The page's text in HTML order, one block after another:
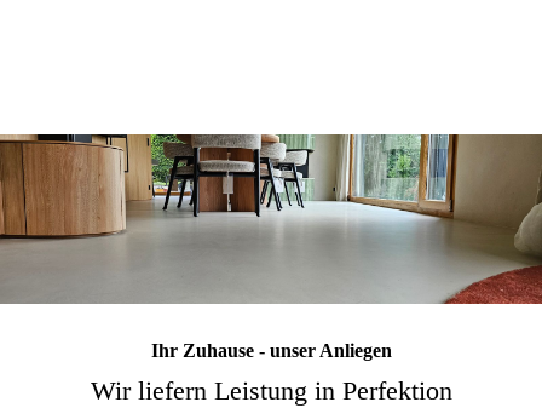
Ihr Zuhause - unser Anliegen
Wir liefern Leistung in Perfektion